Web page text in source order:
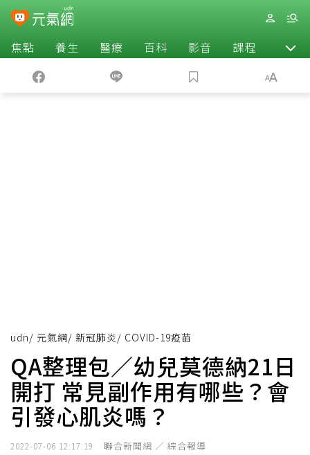
焦點 養生 醫療 百科 影音 課程 退休
udn/ 元氣網/ 新冠肺炎 / COVID-19疫苗
QA整理包／幼兒莫德納21日
開打 常見副作用有哪些？會
引發心肌炎嗎？
2022-07-06 12:17:19 聯合新聞網 ／ 綜合報導